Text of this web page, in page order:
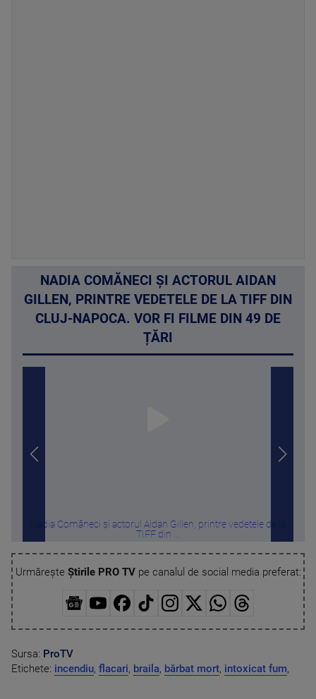
NADIA COMĂNECI ȘI ACTORUL AIDAN
GILLEN, PRINTRE VEDETELE DE LA TIFF DIN
CLUJ-NAPOCA. VOR FI FILME DIN 49 DE
ȚĂRI
Nadia Comăneci și actorul Aidan Gillen, printre vedetele de la
TIFF din ...
Urmărește Știrile PRO TVpe canalul de social media preferat:
Sursa: ProTV
Etichete: incendiu, flacari, braila, bărbat mort, intoxicat fum,